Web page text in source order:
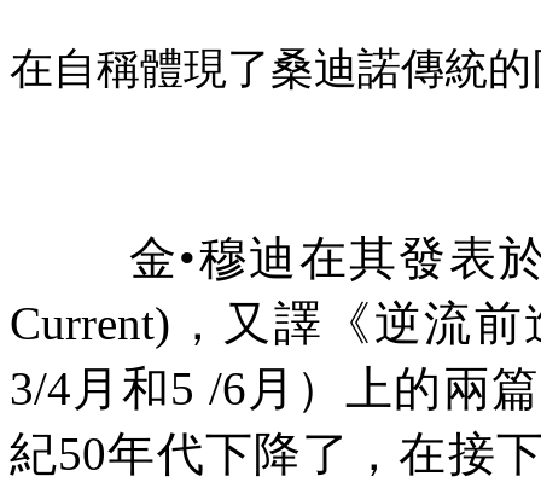
在自稱體現了桑迪諾傳統
金•穆迪在其發表
Current) ，又譯《逆流
3/4 月和5 /6 月）上的兩
紀50年代下降了，在接